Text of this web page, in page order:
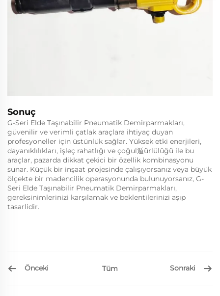
Sonuç
G-Seri Elde Taşınabilir Pneumatik Demirparmakları,
güvenilir ve verimli çatlak araçlara ihtiyaç duyan
profesyoneller için üstünlük sağlar. Yüksek etki enerjileri,
dayanıklılıkları, işleç rahatlığı ve çoğul遁ürlülüğü ile bu
araçlar, pazarda dikkat çekici bir özellik kombinasyonu
sunar. Küçük bir inşaat projesinde çalışıyorsanız veya büyük
ölçekte bir madencilik operasyonunda bulunuyorsanız, G-
Seri Elde Taşınabilir Pneumatik Demirparmakları,
gereksinimlerinizi karşılamak ve beklentilerinizi aşıp
tasarlidir.
Önceki Tüm Sonraki